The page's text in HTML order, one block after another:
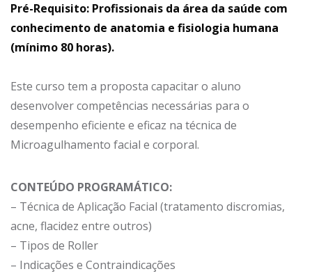
Pré-Requisito: Profissionais da área da saúde com
conhecimento de anatomia e fisiologia humana
(mínimo 80 horas).
Este curso tem a proposta capacitar o aluno
desenvolver competências necessárias para o
desempenho eficiente e eficaz na técnica de
Microagulhamento facial e corporal.
CONTEÚDO PROGRAMÁTICO:
– Técnica de Aplicação Facial (tratamento discromias,
acne, flacidez entre outros)
– Tipos de Roller
– Indicações e Contraindicações